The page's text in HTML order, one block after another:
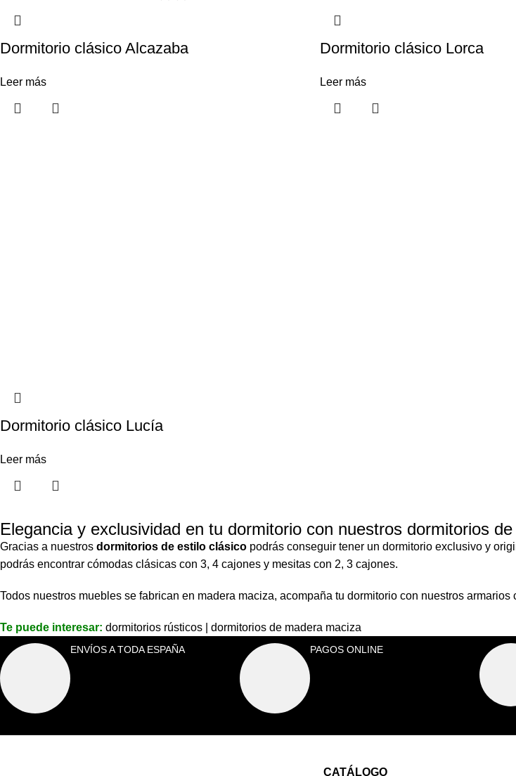
Dormitorio clásico Alcazaba
Leer más
Dormitorio clásico Lorca
Leer más
Dormitorio clásico Lucía
Leer más
Elegancia y exclusividad en tu dormitorio con nuestros dormitorios
Gracias a nuestros dormitorios de estilo clásico podrás conseguir tener un dormitorio exclusivo y
podrás encontrar cómodas clásicas con 3, 4 cajones y mesitas con 2, 3 cajones.
Todos nuestros muebles se fabrican en madera maciza, acompaña tu dormitorio con nuestros
Te puede interesar: dormitorios rústicos | dormitorios de madera maciza
ENVÍOS A TODA ESPAÑA PAGOS ONLINE
CATÁLOGO